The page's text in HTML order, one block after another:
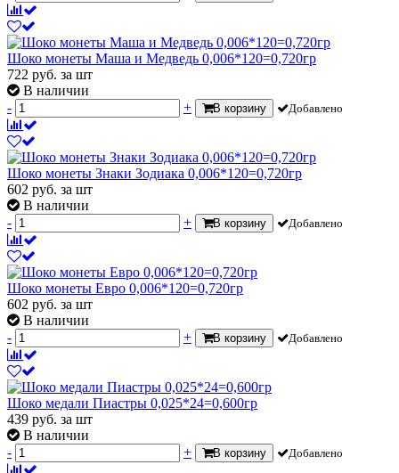
Шоко монеты Маша и Медведь 0,006*120=0,720гр
722 руб. за шт
В наличии
-
+ В корзину Добавлено
Шоко монеты Знаки Зодиака 0,006*120=0,720гр
602 руб. за шт
В наличии
-
+ В корзину Добавлено
Шоко монеты Евро 0,006*120=0,720гр
602 руб. за шт
В наличии
-
+ В корзину Добавлено
Шоко медали Пиастры 0,025*24=0,600гр
439 руб. за шт
В наличии
-
+ В корзину Добавлено